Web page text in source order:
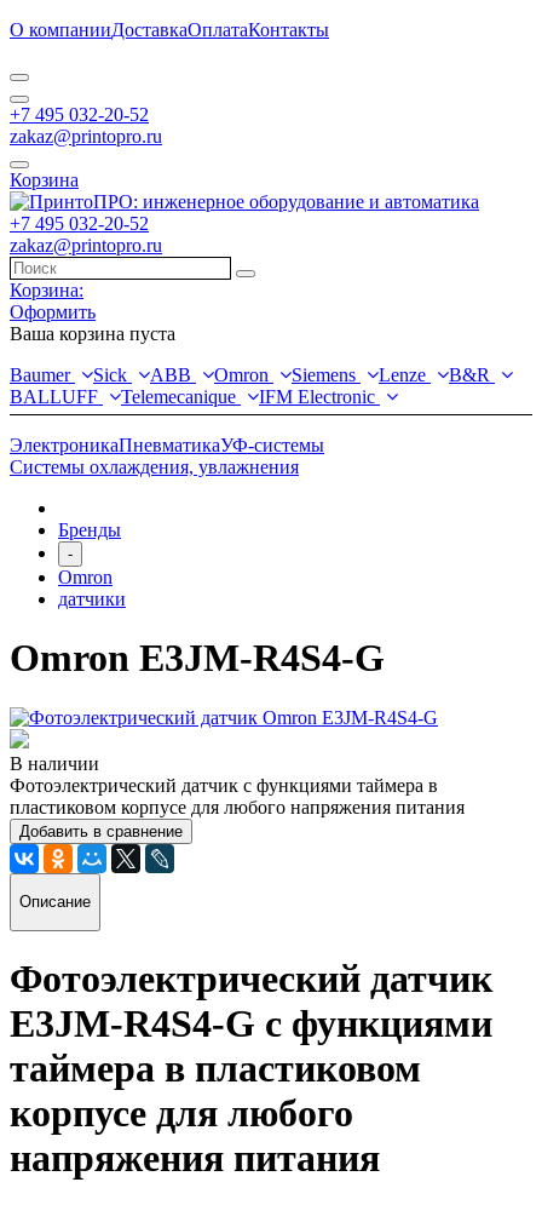
О компанииДоставкаОплатаКонтакты
+7 495 032-20-52
zakaz@printopro.ru
Корзина
+7 495 032-20-52
zakaz@printopro.ru
Корзина:
Оформить
Ваша корзина пуста
Baumer
Sick ABB Omron Siemens Lenze
B&R
BALLUFF
Telemecanique IFM Electronic
ЭлектроникаПневматикаУФ-системы
Системы охлаждения, увлажнения
Бренды
-
Omron
датчики
Omron E3JM-R4S4-G
В наличии
Фотоэлектрический датчик с функциями таймера в
пластиковом корпусе для любого напряжения питания
Добавить в сравнение
Описание
Фотоэлектрический датчик
E3JM-R4S4-G с функциями
таймера в пластиковом
корпусе для любого
напряжения питания